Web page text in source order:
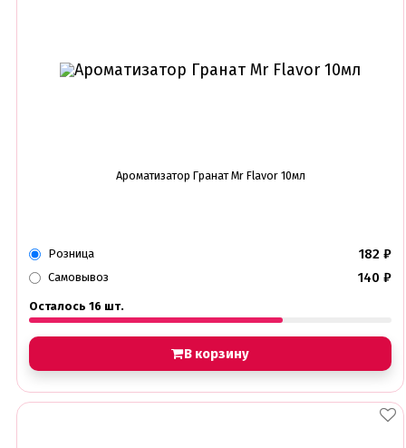
Ароматизатор Гранат Mr Flavor 10мл
Розница 182 ₽
Самовывоз 140 ₽
Осталось 16 шт.
В корзину